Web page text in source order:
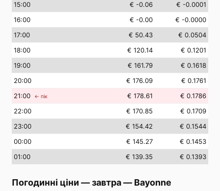
15:00 € -0.06
€ -0.0001
16:00 € -0.00
€ -0.0000
17:00 € 50.43
€ 0.0504
18:00 € 120.14
€ 0.1201
19:00 € 161.79
€ 0.1618
20:00 € 176.09
€ 0.1761
21:00 ← пік € 178.61
€ 0.1786
22:00 € 170.85
€ 0.1709
23:00 € 154.42
€ 0.1544
00:00 € 145.27
€ 0.1453
01:00 € 139.35 € 0.1393
Погодинні ціни — завтра— Bayonne